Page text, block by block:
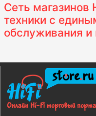
Сеть магазинов
техники с
обслуживания